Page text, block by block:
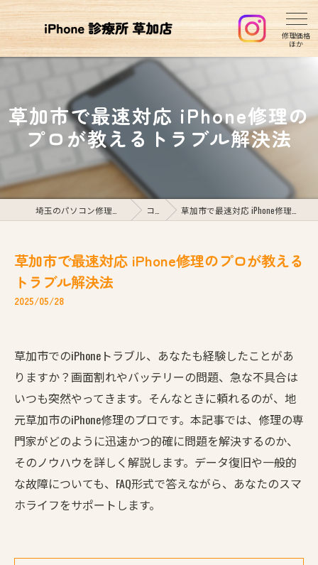
草加市で最速対応 iPhone修理の
プロが教えるトラブル解決法
コラム 草加市で最速対応 iPhone修理のプロが教えるトラブル解決法
草加市で最速対応 iPhone修理のプロが教える
トラブル解決法
2025/05/28
草加市でのiPhoneトラブル、あなたも経験したことがあ
りますか？画面割れやバッテリーの問題、急な不具合は
いつも突然やってきます。そんなときに頼れるのが、地
元草加市のiPhone修理のプロです。本記事では、修理の専
門家がどのように迅速かつ的確に問題を解決するのか、
そのノウハウを詳しく解説します。データ復旧や一般的
な故障についても、FAQ形式で答えながら、あなたのスマ
ホライフをサポートします。